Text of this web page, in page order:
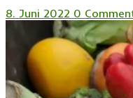
8. Juni 2022 0